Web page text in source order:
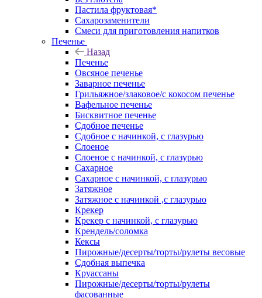
Пастила фруктовая*
Сахарозаменители
Смеси для приготовления напитков
Печенье
Назад
Печенье
Овсяное печенье
Заварное печенье
Грильяжное/злаковое/с кокосом печенье
Вафельное печенье
Бисквитное печенье
Сдобное печенье
Сдобное с начинкой, с глазурью
Слоеное
Слоеное с начинкой, с глазурью
Сахарное
Сахарное с начинкой, с глазурью
Затяжное
Затяжное с начинкой ,с глазурью
Крекер
Крекер с начинкой, с глазурью
Крендель/соломка
Кексы
Пирожные/десерты/торты/рулеты весовые
Сдобная выпечка
Круассаны
Пирожные/десерты/торты/рулеты
фасованные